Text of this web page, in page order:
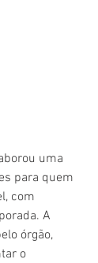
uma
para quem
com
A
órgão,
o